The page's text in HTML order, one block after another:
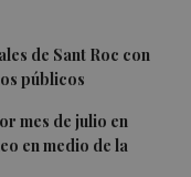
de Sant Roc con
públicos
mes de julio en
en medio de la